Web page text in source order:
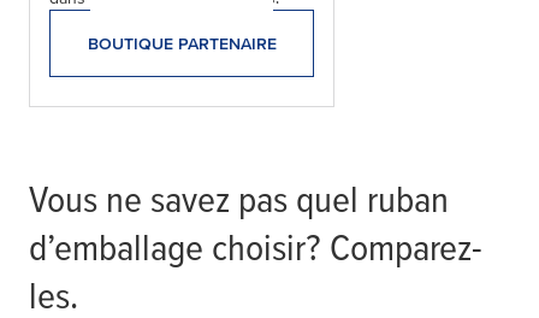
BOUTIQUE PARTENAIRE
Vous ne savez pas quel ruban
d’emballage choisir? Comparez-
les.